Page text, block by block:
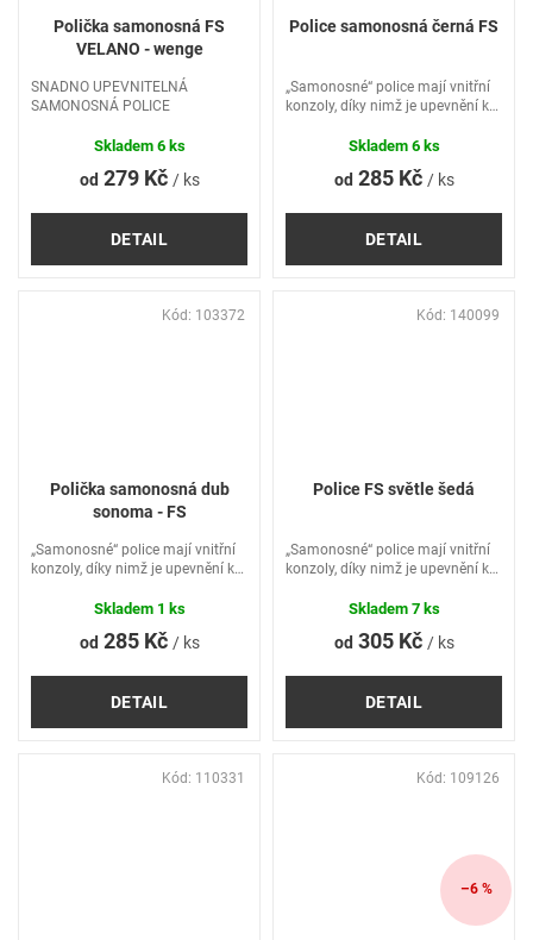
Polička samonosná FS
VELANO - wenge
od 279 Kč / ks
DETAIL
SNADNO UPEVNITELNÁ
SAMONOSNÁ POLICE
Skladem 6 ks
Police samonosná černá FS
od 285 Kč / ks
DETAIL
„Samonosné“ police mají vnitřní
konzoly, díky nimž je upevnění ke
Tyto police lze umístit prakticky
organizace...
Skladem 6 ks
Polička samonosná dub
sonoma - FS
od 285 Kč / ks
DETAIL
„Samonosné“ police mají vnitřní
konzoly, díky nimž je upevnění ke
Tyto police lze umístit prakticky
organizace...
Skladem 1 ks
Kód: 103372
Police FS světle šedá
od 305 Kč / ks
DETAIL
„Samonosné“ police mají vnitřní
konzoly, díky nimž je upevnění ke
Tyto police lze umístit prakticky
organizace...
Skladem 7 ks
Kód: 140099
Kód: 110331
–6 %
Kód: 109126